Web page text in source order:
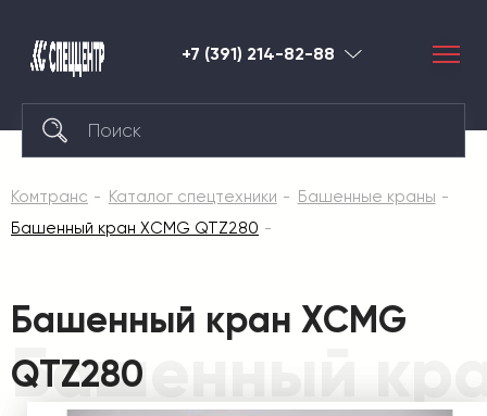
+7 (391) 214-82-88 Красноярск
Комтранс Каталог спецтехники
Башенные краны
Башенный кран XCMG QTZ280
Башенный
Башенный кран XCMG
QTZ280